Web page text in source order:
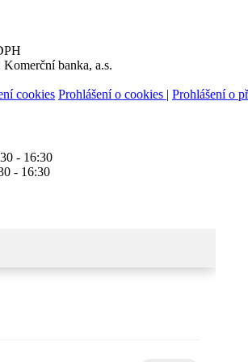
banka, a.s.
cookies Prohlášení o cookies | Prohlášení o
- 16:30
- 16:30